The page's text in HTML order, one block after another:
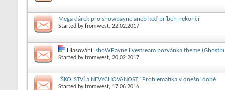
Mega dárek pro showpayne aneb keď príbeh nekončí
Started byfromwest, 22.02.2017
Hlasování: shoWPayne livestream pozvánka theme
Started byfromwest, 20.02.2017
"ŠKOLSTVÍ a NEVYCHOVANOST" Problematika v dnešní době
Started byfromwest, 17.06.2016